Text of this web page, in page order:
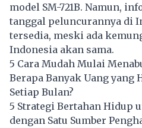
model SM-721B. Namun,
tanggal peluncurannya di
tersedia, meski ada
Indonesia akan sama.
5 Cara Mudah Mulai
Berapa Banyak Uang yang
Setiap Bulan?
5 Strategi Bertahan Hidup
dengan Satu Sumber